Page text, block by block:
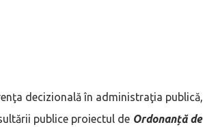
decizională în administraţia publică,
publice proiectul de Ordonanță de